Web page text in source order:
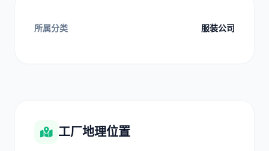
所属分类 服装公司
工厂地理位置